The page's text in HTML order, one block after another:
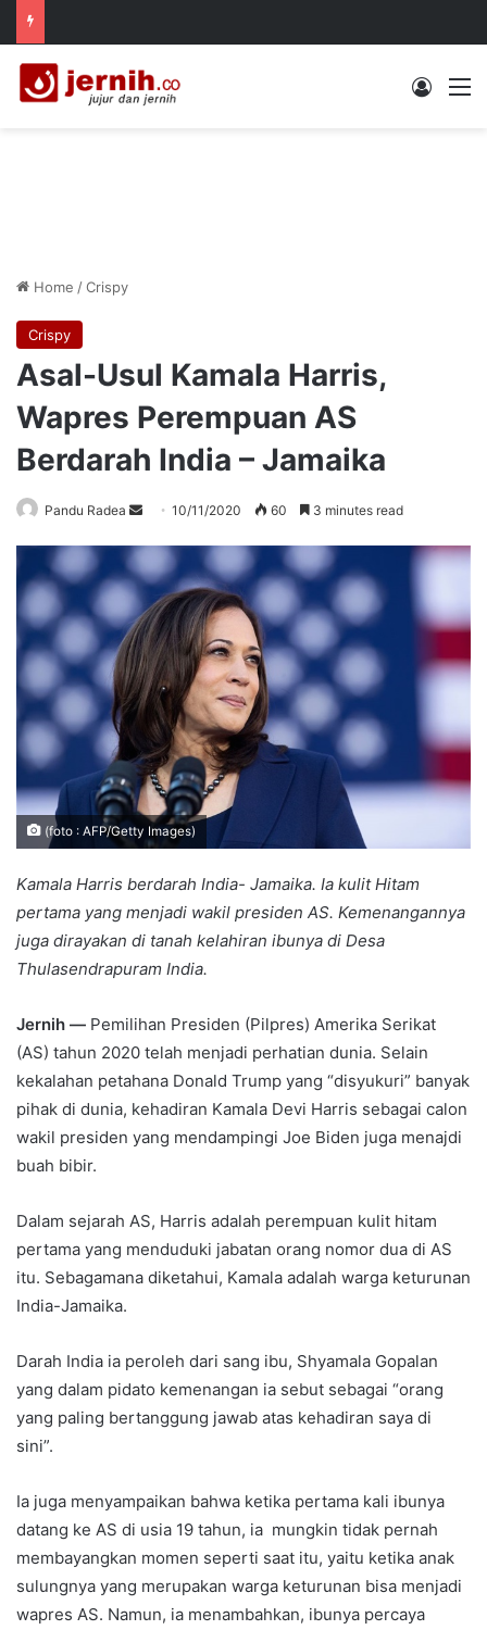
Log In
Home /Crispy
Crispy
Asal-Usul Kamala Harris,
Wapres Perempuan AS
Berdarah India – Jamaika
Pandu Radea
Send10/11/2020 60 3 minutes read
(foto : AFP/Getty Images)
Kamala Harris berdarah India- Jamaika. Ia kulit Hitam
pertama yang menjadi wakil presiden AS. Kemenangannya
juga dirayakan di tanah kelahiran ibunya di Desa
Thulasendrapuram India.
Jernih — Pemilihan Presiden (Pilpres) Amerika Serikat
(AS) tahun 2020 telah menjadi perhatian dunia. Selain
kekalahan petahana Donald Trump yang “disyukuri” banyak
pihak di dunia, kehadiran Kamala Devi Harris sebagai calon
wakil presiden yang mendampingi Joe Biden juga menajdi
buah bibir.
Dalam sejarah AS, Harris adalah perempuan kulit hitam
pertama yang menduduki jabatan orang nomor dua di AS
itu. Sebagamana diketahui, Kamala adalah warga keturunan
India-Jamaika.
Darah India ia peroleh dari sang ibu, Shyamala Gopalan
yang dalam pidato kemenangan ia sebut sebagai “orang
yang paling bertanggung jawab atas kehadiran saya di
sini”.
Ia juga menyampaikan bahwa ketika pertama kali ibunya
datang ke AS di usia 19 tahun, ia mungkin tidak pernah
membayangkan momen seperti saat itu, yaitu ketika anak
sulungnya yang merupakan warga keturunan bisa menjadi
wapres AS. Namun, ia menambahkan, ibunya percaya